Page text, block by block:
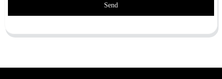
Send